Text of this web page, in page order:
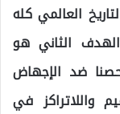
العالمي كله
الثاني هو
ضد الإجهاض
واللاتراكز في